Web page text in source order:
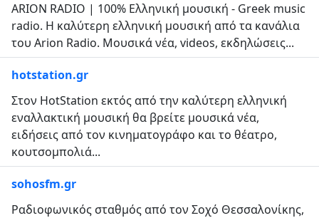
ARION RADIO | 100% Ελληνική μουσική - Greek music
radio. Η καλύτερη ελληνική μουσική από τα κανάλια
του Arion Radio. Mουσικά νέα, videos, εκδηλώσεις...
hotstation.gr
Στον HotStation εκτός από την καλύτερη ελληνική
εναλλακτική μουσική θα βρείτε μουσικά νέα,
ειδήσεις από τον κινηματογράφο και το θέατρο,
κουτσομπολιά...
sohosfm.gr
Ραδιοφωνικός σταθμός από τον Σοχό Θεσσαλονίκης,